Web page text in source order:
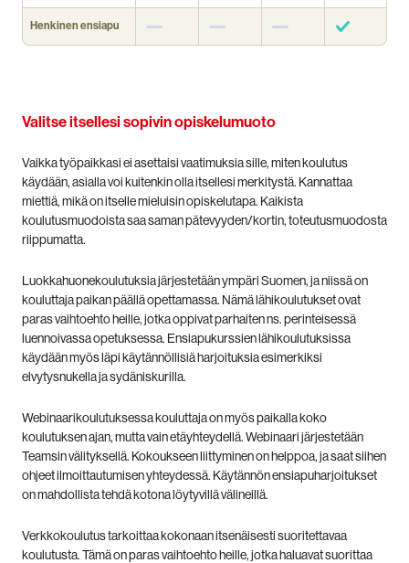
Henkinen ensiapu
Valitse itsellesi sopivin opiskelumuoto
Vaikka työpaikkasi ei asettaisi vaatimuksia sille, miten koulutus
käydään, asialla voi kuitenkin olla itsellesi merkitystä. Kannattaa
miettiä, mikä on itselle mieluisin opiskelutapa. Kaikista
koulutusmuodoista saa saman pätevyyden/kortin, toteutusmuodosta
riippumatta.
Luokkahuonekoulutuksia järjestetään ympäri Suomen, ja niissä on
kouluttaja paikan päällä opettamassa. Nämä lähikoulutukset ovat
paras vaihtoehto heille, jotka oppivat parhaiten ns. perinteisessä
luennoivassa opetuksessa. Ensiapukurssien lähikoulutuksissa
käydään myös läpi käytännöllisiä harjoituksia esimerkiksi
elvytysnukella ja sydäniskurilla.
Webinaarikoulutuksessa kouluttaja on myös paikalla koko
koulutuksen ajan, mutta vain etäyhteydellä. Webinaari järjestetään
Teamsin välityksellä. Kokoukseen liittyminen on helppoa, ja saat siihen
ohjeet ilmoittautumisen yhteydessä. Käytännön ensiapuharjoitukset
on mahdollista tehdä kotona löytyvillä välineillä.
Verkkokoulutus tarkoittaa kokonaan itsenäisesti suoritettavaa
koulutusta. Tämä on paras vaihtoehto heille, jotka haluavat suorittaa